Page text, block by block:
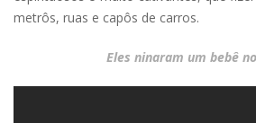
metrôs, ruas e capôs de carros.
Eles ninaram um bebê